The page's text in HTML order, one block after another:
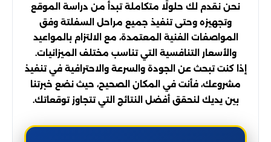
نحن نقدم لك حلولًا متكاملة تبدأ من دراسة الموقع
وتجهيزه وحتى تنفيذ جميع مراحل السفلتة وفق
المواصفات الفنية المعتمدة، مع الالتزام بالمواعيد
والأسعار التنافسية التي تناسب مختلف الميزانيات.
إذا كنت تبحث عن الجودة والسرعة والاحترافية في تنفيذ
مشروعك، فأنت في المكان الصحيح، حيث نضع خبرتنا
بين يديك لنحقق أفضل النتائج التي تتجاوز توقعاتك.